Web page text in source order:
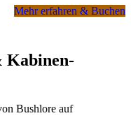
fixfertig
Mietwagen oder
mit aktuellen Tipps
und Unterkünfte, die
Mehr erfahren & Buchen
Kabinen-